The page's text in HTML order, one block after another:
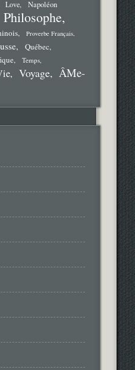
Love
Napoléon
Philosophe
Proverbe Français
Québec
Temps
Voyage
ÂMe-